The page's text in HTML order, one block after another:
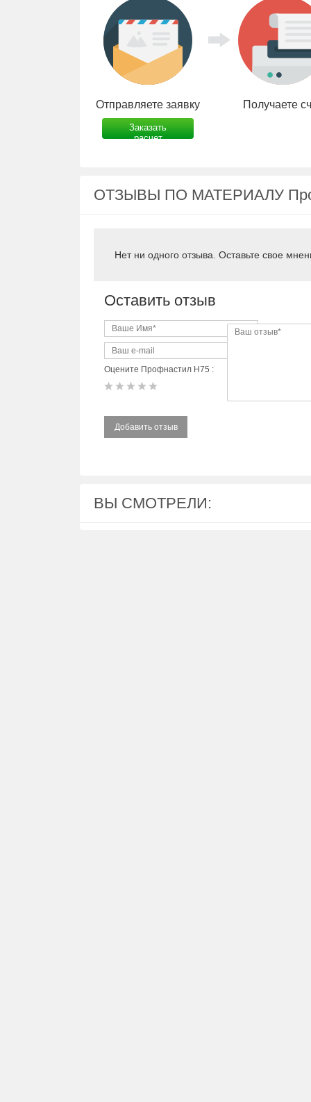
Отправляете заявку
Заказать
расчет
Получаете
ОТЗЫВЫ ПО МАТЕРИАЛУ
Нет ни одного отзыва. Оставьте свое
Оставить отзыв
Оцените Профнастил Н75 :
Добавить отзыв
ВЫ СМОТРЕЛИ: